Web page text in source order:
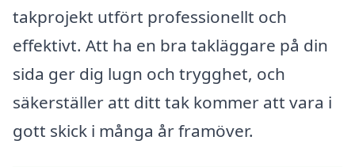
takprojekt utfört professionellt och
effektivt. Att ha en bra takläggare på din
sida ger dig lugn och trygghet, och
säkerställer att ditt tak kommer att vara i
gott skick i många år framöver.